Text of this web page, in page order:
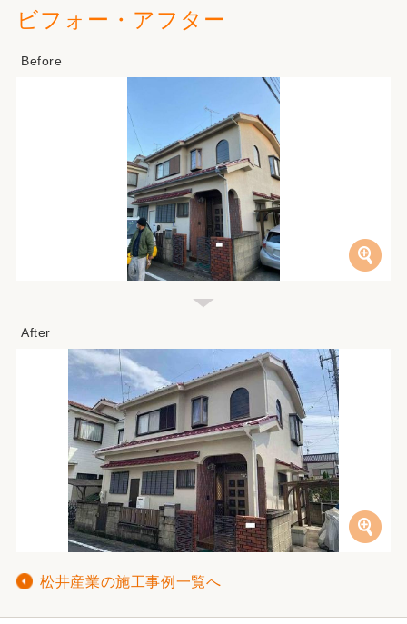
ビフォー・アフター
松井産業の施工事例一覧へ